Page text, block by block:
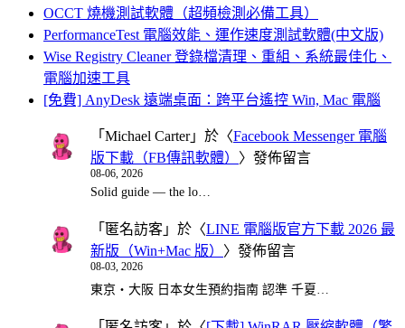
OCCT 燒機測試軟體（超頻檢測必備工具）
PerformanceTest 電腦效能、運作速度測試軟體(中文版)
Wise Registry Cleaner 登錄檔清理、重組、系統最佳化、
電腦加速工具
[免費] AnyDesk 遠端桌面：跨平台遙控 Win, Mac 電腦
「 Michael Carter」於〈Facebook Messenger 電腦
版下載（FB傳訊軟體） 〉發佈留言
08-06, 2026
Solid guide — the lo…
「 匿名訪客 」於〈LINE 電腦版官方下載 2026 最
新版（Win+Mac 版）
〉發佈留言
08-03, 2026
東京・大阪 日本女生預約指南 認準 千夏…